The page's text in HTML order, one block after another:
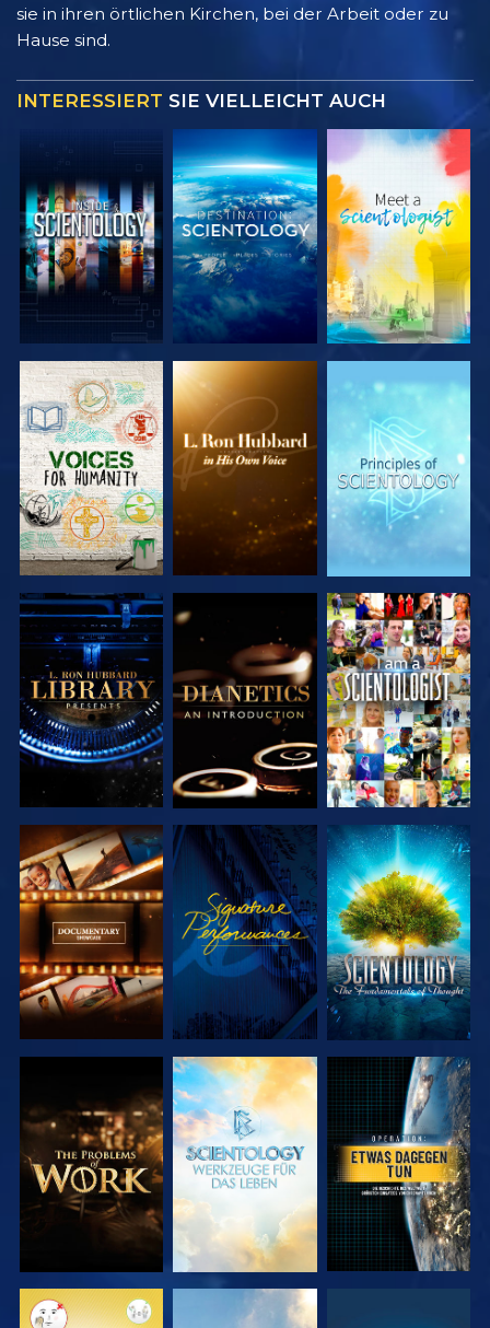
sie in ihren örtlichen Kirchen, bei der Arbeit oder zu
Hause sind.
INTERESSIERT SIE VIELLEICHT AUCH
SERIE
ENTDECKEN
SERIE
ENTDECKEN
SERIE
ENTDECKEN
SERIE
ENTDECKEN
SERIE
ENTDECKEN
ANSEHEN
SERIE
ENTDECKEN
ANSEHEN
SERIE
ENTDECKEN
SERIE
ENTDECKEN
SERIE
ENTDECKEN
ANSEHEN